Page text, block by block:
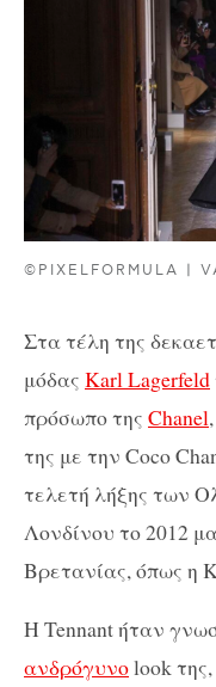
©PIXELFORMULA |
Στα τέλη της
μόδας Karl Lagerfeld
πρόσωπο της Chanel
της με την Coco
τελετή λήξης των
Λονδίνου το 2012
Βρετανίας, όπως η
Η Tennant ήταν
ανδρόγυνοlook